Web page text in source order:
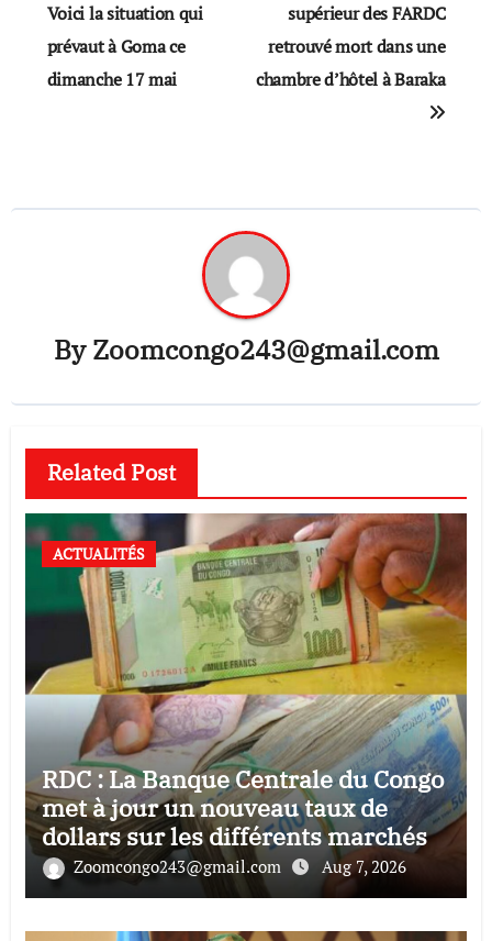
navigation
Voici la situation qui
prévaut à Goma ce
dimanche 17 mai
supérieur des FARDC
retrouvé mort dans une
chambre d’hôtel à Baraka
ByZoomcongo243@gmail.com
Related Post
ACTUALITÉS
RDC : La Banque Centrale du Congo
met à jour un nouveau taux de
dollars sur les différents marchés
Zoomcongo243@gmail.com Aug 7, 2026